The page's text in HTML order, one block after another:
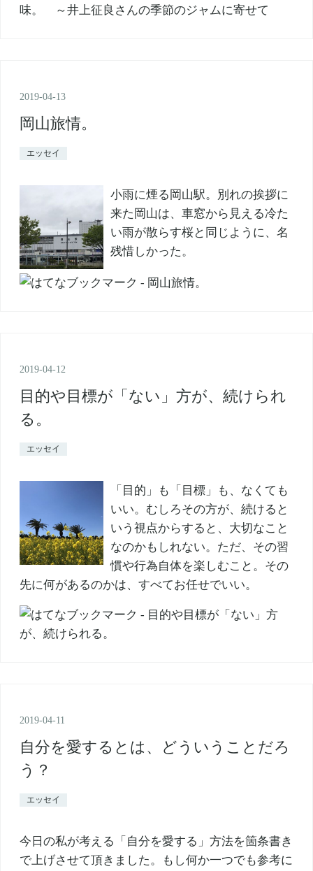
2019-04-13
岡山旅情。
エッセイ
小雨に煙る岡山駅。別れの挨拶に
来た岡山は、車窓から見える冷た
い雨が散らす桜と同じように、名
残惜しかった。
2019-04-12
目的や目標が「ない」方が、続けられ
る。
エッセイ
「目的」も「目標」も、なくても
いい。むしろその方が、続けると
いう視点からすると、大切なこと
なのかもしれない。ただ、その習
慣や行為自体を楽しむこと。その
先に何があるのかは、すべてお任せでいい。
2019-04-11
自分を愛するとは、どういうことだろ
う？
エッセイ
今日の私が考える「自分を愛する」方法を箇条書き
で上げさせて頂きました。もし何か一つでも参考に